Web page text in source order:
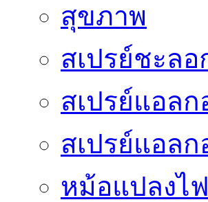
สุขภาพ
สเปรย์ชะลอ
สเปรย์แอลก
สเปรย์แอล
หม้อแปลงไ